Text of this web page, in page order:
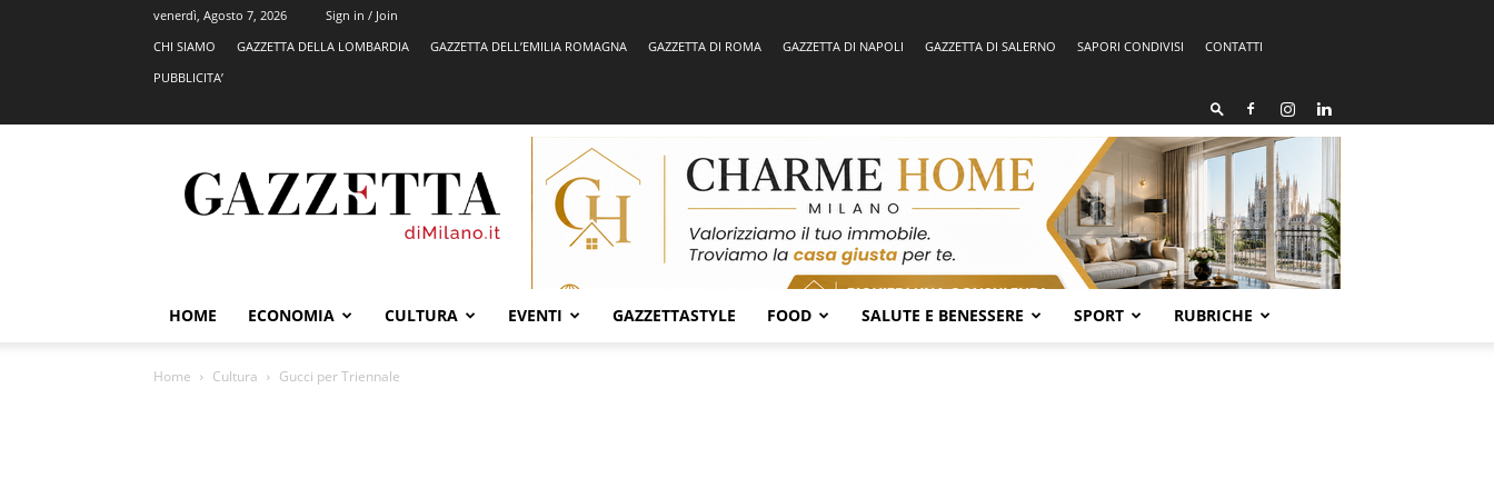
venerdì, Agosto 7, 2026
Sign in / Join
CHI SIAMO
GAZZETTA DELLA LOMBARDIA GAZZETTA DELL’EMILIA ROMAGNA GAZZETTA DI ROMA GAZZETTA DI NAPOLI GAZZETTA DI SALERNO SAPORI CONDIVISI
CONTATTI
PUBBLICITA’
HOME ECONOMIA CULTURA EVENTI GAZZETTASTYLE FOOD SALUTE E BENESSERE SPORT RUBRICHE
Home Cultura Gucci per Triennale